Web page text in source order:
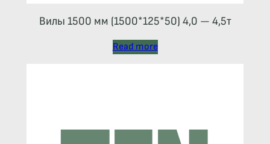
Вилы 1500 мм (1500*125*50) 4,0 — 4,5т
Read more